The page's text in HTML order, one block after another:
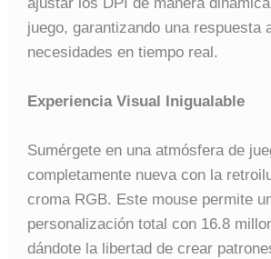
juego, garantizando una respuesta
necesidades en tiempo real.
Experiencia Visual Inigualable
Sumérgete en una atmósfera de
completamente nueva con la
croma RGB. Este mouse permite
personalización total con 16.8
dándote la libertad de crear